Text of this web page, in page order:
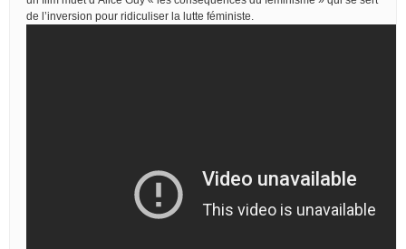
de l’inversion pour ridiculiser la lutte féministe.